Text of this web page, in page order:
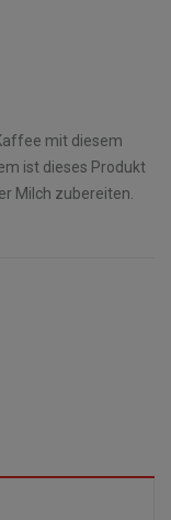
mit diesem
ist dieses Produkt
Milch zubereiten.